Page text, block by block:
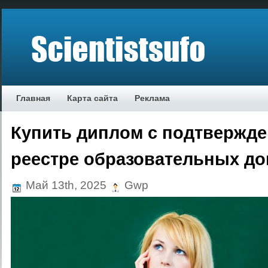
Главная Карта сайта Реклама
Купить диплом с
реестре образовательных
Май 13th, 2025 Gwp